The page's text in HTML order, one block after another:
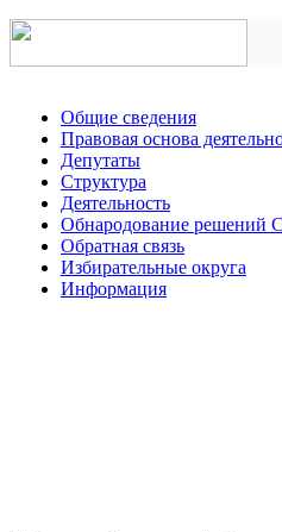
Общие сведения
Правовая основа
Депутаты
Структура
Деятельность
Обнародование решений
Обратная связь
Избирательные округа
Информация